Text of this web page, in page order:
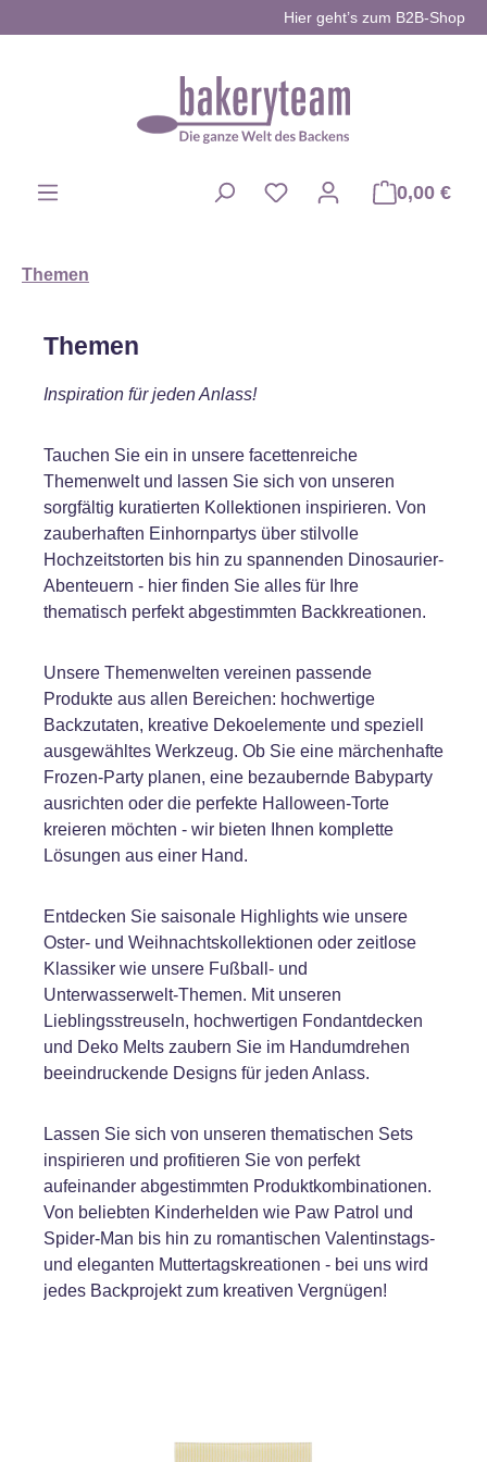
Hier geht’s zum B2B-Shop
0,00 €
Themen
Themen
Inspiration für jeden Anlass!
Tauchen Sie ein in unsere facettenreiche
Themenwelt und lassen Sie sich von unseren
sorgfältig kuratierten Kollektionen inspirieren. Von
zauberhaften Einhornpartys über stilvolle
Hochzeitstorten bis hin zu spannenden Dinosaurier-
Abenteuern - hier finden Sie alles für Ihre
thematisch perfekt abgestimmten Backkreationen.
Unsere Themenwelten vereinen passende
Produkte aus allen Bereichen: hochwertige
Backzutaten, kreative Dekoelemente und speziell
ausgewähltes Werkzeug. Ob Sie eine märchenhafte
Frozen-Party planen, eine bezaubernde Babyparty
ausrichten oder die perfekte Halloween-Torte
kreieren möchten - wir bieten Ihnen komplette
Lösungen aus einer Hand.
Entdecken Sie saisonale Highlights wie unsere
Oster- und Weihnachtskollektionen oder zeitlose
Klassiker wie unsere Fußball- und
Unterwasserwelt-Themen. Mit unseren
Lieblingsstreuseln, hochwertigen Fondantdecken
und Deko Melts zaubern Sie im Handumdrehen
beeindruckende Designs für jeden Anlass.
Lassen Sie sich von unseren thematischen Sets
inspirieren und profitieren Sie von perfekt
aufeinander abgestimmten Produktkombinationen.
Von beliebten Kinderhelden wie Paw Patrol und
Spider-Man bis hin zu romantischen Valentinstags-
und eleganten Muttertagskreationen - bei uns wird
jedes Backprojekt zum kreativen Vergnügen!